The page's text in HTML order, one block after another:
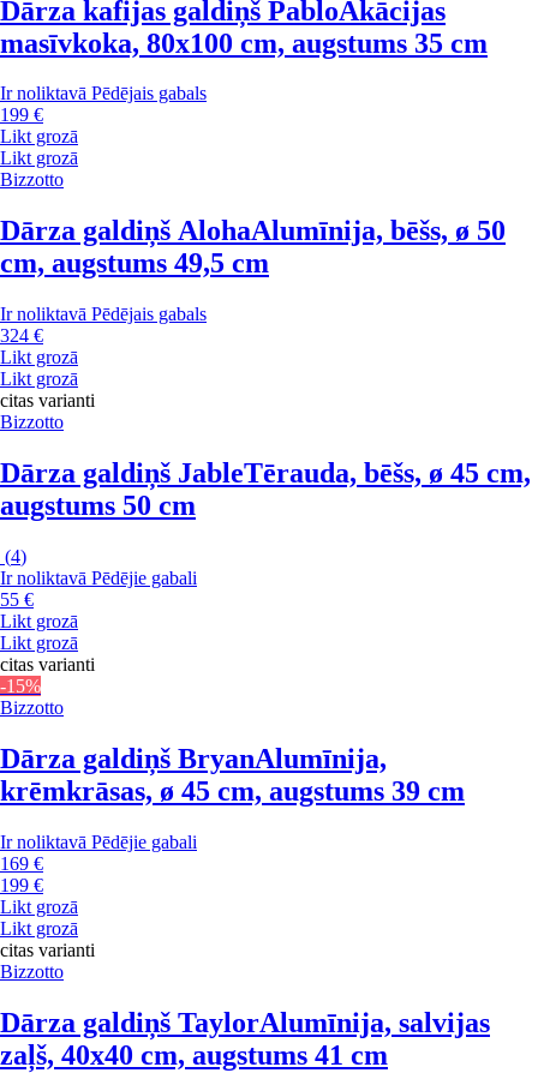
Dārza kafijas galdiņš PabloAkācijas
masīvkoka, 80x100 cm, augstums 35 cm
Ir noliktavā Pēdējais gabals
199 €
Likt grozā
Likt grozā
Bizzotto
Dārza galdiņš AlohaAlumīnija, bēšs, ø 50
cm, augstums 49,5 cm
Ir noliktavā Pēdējais gabals
324 €
Likt grozā
Likt grozā
citas varianti
Bizzotto
Dārza galdiņš JableTērauda, bēšs, ø 45 cm,
augstums 50 cm
(4)
Ir noliktavā Pēdējie gabali
55 €
Likt grozā
Likt grozā
citas varianti
-15%
Bizzotto
Dārza galdiņš BryanAlumīnija,
krēmkrāsas, ø 45 cm, augstums 39 cm
Ir noliktavā Pēdējie gabali
169 €
199 €
Likt grozā
Likt grozā
citas varianti
Bizzotto
Dārza galdiņš TaylorAlumīnija, salvijas
zaļš, 40x40 cm, augstums 41 cm